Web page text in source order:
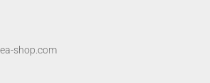
shop.com